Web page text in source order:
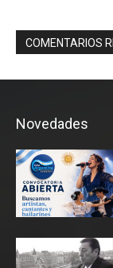
COMENTARIOS
Novedades